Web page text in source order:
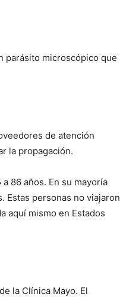
parásito microscópico que
de atención
la propagación.
86 años. En su mayoría
Estas personas no viajaron
aquí mismo en Estados
la Clínica Mayo. El